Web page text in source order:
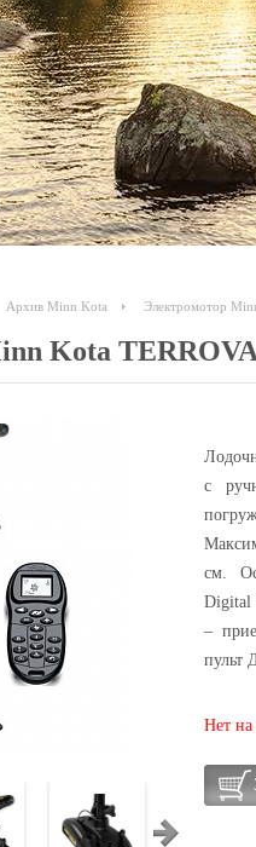
Архив Minn Kota Электромотор
Kota
с
см.
Digital
–
пульт
Нет на